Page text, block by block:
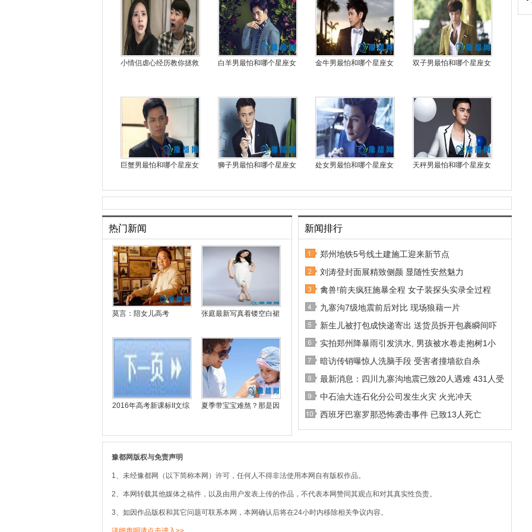
小情侣虐心经历教你拯救 白羊男最怕和哪个星座女 金牛男最怕和哪个星座女 双子男最怕和哪个星座女
巨蟹男最怕和哪个星座女 狮子男最怕和哪个星座女 处女男最怕和哪个星座女 天秤男最怕和哪个星座女
热门新闻
莫言：陪女儿高考 张庭最新写真着镂空白裙
2016年高考新课标II文综 夏季带宝宝难熬？那是因
新闻排行
郑州地铁5号线土建施工迎来新节点
刘涛登封面展精致侧颜 显随性安然魅力
禽兽!前夫疯狂施暴全程 女子装探头实录全过程
九寨沟7级地震前后对比 现场狼藉一片
新生儿被打包成快递寄出 送货员拆开包裹瞬间吓
实拍郑州降暴雨引发洪水, 男孩被水卷走抱树1小
暗访传销曝惊人洗脑手段 受害者撞墙欲自杀
最新消息：四川九寨沟地震已致20人遇难 431人受
中石油大连石化分公司发生火灾 火光冲天
西班牙巴塞罗那恐怖袭击事件 已致13人死亡
豫都网版权与免责声明
1、未经豫都网（以下简称本网）许可，任何人不得非法使用本网自有版权作品。
2、本网转载其他媒体之稿件，以及由用户发表上传的作品，不代表本网赞同其观点和对其真实性负责。
3、如因作品版权和其它问题可联系本网，本网确认后将在24小时内移除相关争议内容。